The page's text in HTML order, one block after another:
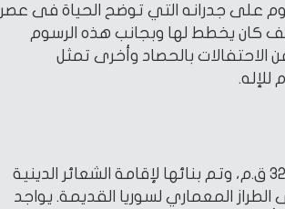
على جدرانه التي توضح الحياة فى عصر
كان يخطط لها وبجانب هذه الرسوم
بالحصاد وأخرى تمثل
للإله.
أنشأها الملك رمسيس الثالث عام 3200 ق.م، وتم بنائها لإقامة الشعائر الدينية
الطراز المعماري لسوريا القديمة. يواجد